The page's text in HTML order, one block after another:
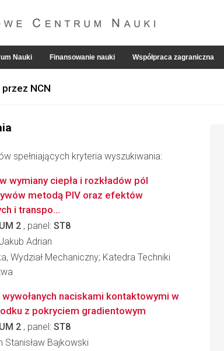
Nauki Finansowanie nauki Współpraca zagraniczna
NCN
spełniających kryteria wyszukiwania:
wymiany ciepła i rozkładów pól
metodą PIV oraz efektów
i transpo...
2 , panel: ST8
Adrian
Wydział Mechaniczny; Katedra Techniki
naciskami kontaktowymi w
z pokryciem gradientowym
2 , panel: ST8
Stanisław Bajkowski